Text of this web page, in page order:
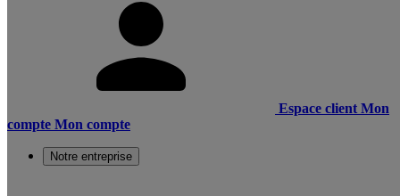
Espace client Mon
compte Mon compte
Notre entreprise